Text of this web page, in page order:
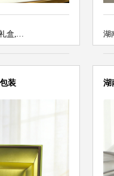
盒,… 湖
装 湖